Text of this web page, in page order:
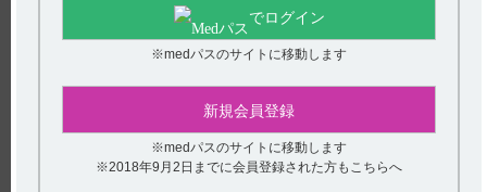
【レンビマ】 消化管穿孔、瘻孔形成、気胸の副作用につ
いて教えてください。
【サイレース・錠】 飲み忘れた場合の対応について教え
アンケート:ご意見をお聞かせください
(選択してください)
送信する
でログイン
※medパスのサイトに移動します
新規会員登録
※medパスのサイトに移動します
※2018年9月2日までに会員登録された方もこちらへ
hhcホットライン